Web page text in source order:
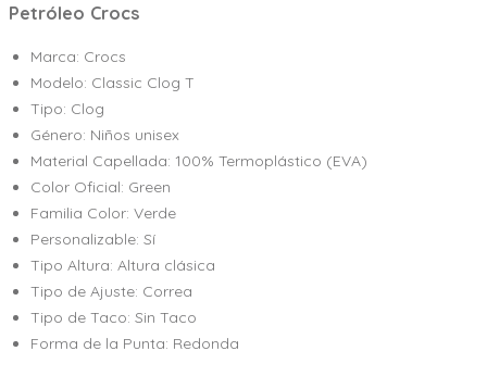
Petróleo Crocs
Marca: Crocs
Modelo: Classic Clog T
Tipo: Clog
Género: Niños unisex
Material Capellada: 100% Termoplástico (EVA)
Color Oficial: Green
Familia Color: Verde
Personalizable: Sí
Tipo Altura: Altura clásica
Tipo de Ajuste: Correa
Tipo de Taco: Sin Taco
Forma de la Punta: Redonda